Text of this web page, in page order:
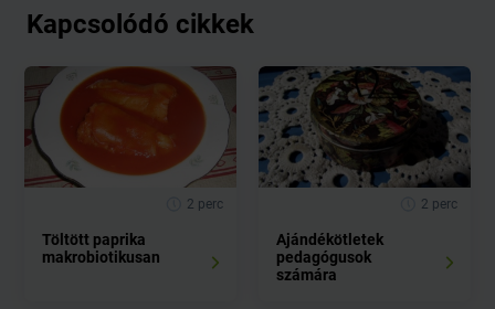
Kapcsolódó cikkek
2 perc
Töltött paprika
makrobiotikusan
2 perc
Ajándékötletek
pedagógusok
számára